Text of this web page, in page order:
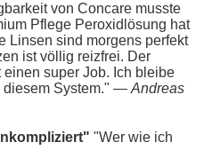
von Concare musste
Pflege Peroxidlösung hat
Linsen sind morgens perfekt
ist völlig reizfrei. Der
super Job. Ich bleibe
diesem System." — Andreas
"Wer wie ich